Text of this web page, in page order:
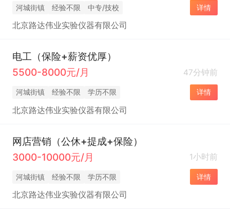
河城街镇 经验不限 中专/技校 详情
北京路达伟业实验仪器有限公司
电工（保险+薪资优厚）
5500-8000元/月
47分钟前
河城街镇 经验不限 学历不限 详情
北京路达伟业实验仪器有限公司
网店营销（公休+提成+保险）
3000-10000元/月
1小时前
河城街镇 经验不限 学历不限 详情
北京路达伟业实验仪器有限公司